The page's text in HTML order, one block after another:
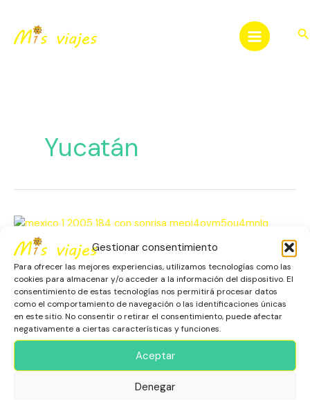
Gestionar consentimiento
Para ofrecer las mejores experiencias, utilizamos tecnologías como las
cookies para almacenar y/o acceder a la información del dispositivo. El
consentimiento de estas tecnologías nos permitirá procesar datos
como el comportamiento de navegación o las identificaciones únicas
en este sitio. No consentir o retirar el consentimiento, puede afectar
negativamente a ciertas características y funciones.
Aceptar
Denegar
contenido
Yucatán
Chichén Itzá: El Corazón Maya
que Late en la Historia
América,Escapadas,México,Patrimonio Histórico
Descubre los secretos de Chichén Itzá en nuestro blog:
historia, arquitectura maya, curiosidades y consejos para
visitar esta maravilla del mundo. ¡Viaja al pasado y
Chichén
Itzá:
El
Corazón
Maya
que
Late
en
la